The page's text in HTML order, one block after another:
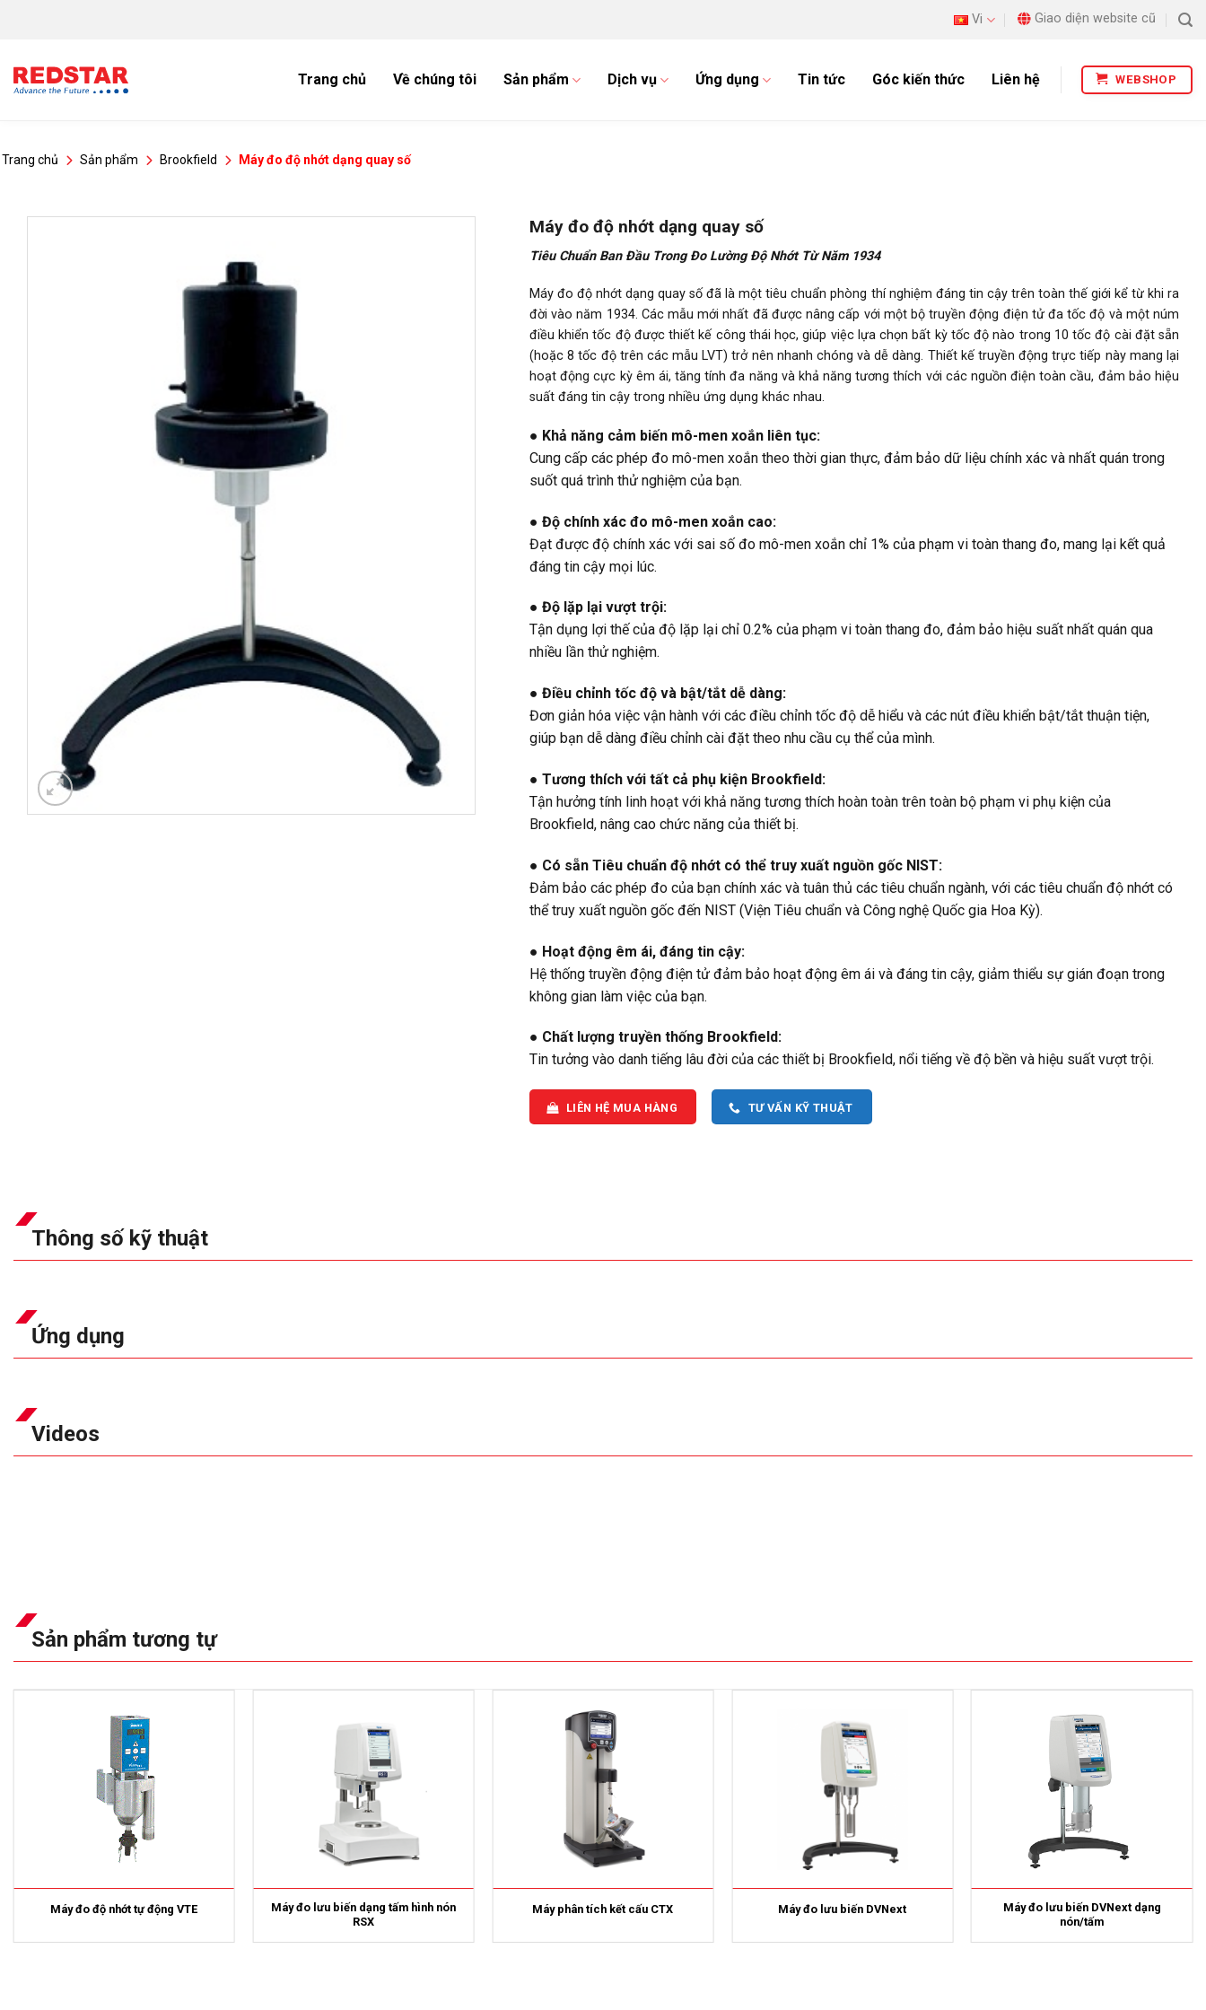
dung
Vi Giao diện website cũ
Trang chủ Về chúng tôi Sản phẩm Dịch vụ Ứng dụng Tin tức Góc kiến thức Liên hệ WEBSHOP
Trang chủ Sản phẩm Brookfield Máy đo độ nhớt dạng quay số
Máy đo độ nhớt dạng quay số
Tiêu Chuẩn Ban Đầu Trong Đo Lường Độ Nhớt Từ Năm 1934
Máy đo độ nhớt dạng quay số đã là một tiêu chuẩn phòng thí nghiệm đáng tin cậy trên toàn thế giới kể từ khi ra
đời vào năm 1934. Các mẫu mới nhất đã được nâng cấp với một bộ truyền động điện tử đa tốc độ và một núm
điều khiển tốc độ được thiết kế công thái học, giúp việc lựa chọn bất kỳ tốc độ nào trong 10 tốc độ cài đặt sẵn
(hoặc 8 tốc độ trên các mẫu LVT) trở nên nhanh chóng và dễ dàng. Thiết kế truyền động trực tiếp này mang lại
hoạt động cực kỳ êm ái, tăng tính đa năng và khả năng tương thích với các nguồn điện toàn cầu, đảm bảo hiệu
suất đáng tin cậy trong nhiều ứng dụng khác nhau.
● Khả năng cảm biến mô-men xoắn liên tục:
Cung cấp các phép đo mô-men xoắn theo thời gian thực, đảm bảo dữ liệu chính xác và nhất quán trong
suốt quá trình thử nghiệm của bạn.
● Độ chính xác đo mô-men xoắn cao:
Đạt được độ chính xác với sai số đo mô-men xoắn chỉ 1% của phạm vi toàn thang đo, mang lại kết quả
đáng tin cậy mọi lúc.
● Độ lặp lại vượt trội:
Tận dụng lợi thế của độ lặp lại chỉ 0.2% của phạm vi toàn thang đo, đảm bảo hiệu suất nhất quán qua
nhiều lần thử nghiệm.
● Điều chỉnh tốc độ và bật/tắt dễ dàng:
Đơn giản hóa việc vận hành với các điều chỉnh tốc độ dễ hiểu và các nút điều khiển bật/tắt thuận tiện,
giúp bạn dễ dàng điều chỉnh cài đặt theo nhu cầu cụ thể của mình.
● Tương thích với tất cả phụ kiện Brookfield:
Tận hưởng tính linh hoạt với khả năng tương thích hoàn toàn trên toàn bộ phạm vi phụ kiện của
Brookfield, nâng cao chức năng của thiết bị.
● Có sẵn Tiêu chuẩn độ nhớt có thể truy xuất nguồn gốc NIST:
Đảm bảo các phép đo của bạn chính xác và tuân thủ các tiêu chuẩn ngành, với các tiêu chuẩn độ nhớt có
thể truy xuất nguồn gốc đến NIST (Viện Tiêu chuẩn và Công nghệ Quốc gia Hoa Kỳ).
● Hoạt động êm ái, đáng tin cậy:
Hệ thống truyền động điện tử đảm bảo hoạt động êm ái và đáng tin cậy, giảm thiểu sự gián đoạn trong
không gian làm việc của bạn.
● Chất lượng truyền thống Brookfield:
Tin tưởng vào danh tiếng lâu đời của các thiết bị Brookfield, nổi tiếng về độ bền và hiệu suất vượt trội.
LIÊN HỆ MUA HÀNG TƯ VẤN KỸ THUẬT
Thông số kỹ thuật
Ứng dụng
Videos
Sản phẩm tương tự
Máy đo độ nhớt tự động VTE
Máy đo lưu biến dạng tấm hình nón
RSX
Máy phân tích kết cấu CTX Máy đo lưu biến DVNext
Máy đo lưu biến DVNext dạng
nón/tấm